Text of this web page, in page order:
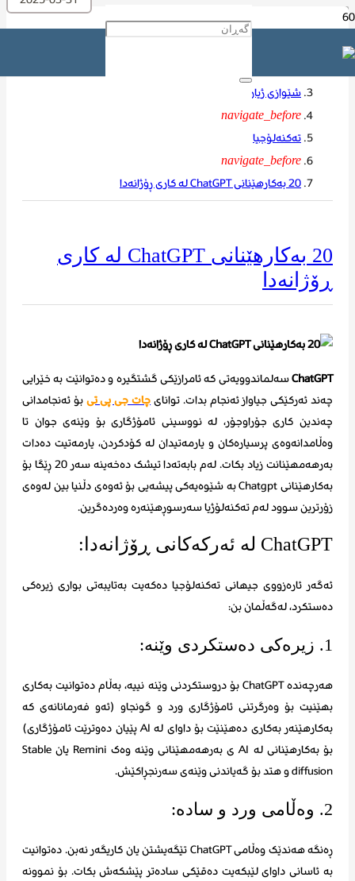
شێوازی ژیان
navigate_before
تەکنەلۆجیا
navigate_before
20 بەکارهێنانی ChatGPT لە کاری ڕۆژانەدا
20 بەکارهێنانی ChatGPT لە کاری
ڕۆژانەدا
ChatGPTسەلماندوویەتی کە ئامرازێکی گشتگیرە و دەتوانێت بە خێرایی
چەند ئەرکێکی جیاواز ئەنجام بدات. توانایچات جی پی تیبۆ ئەنجامدانی
چەندین کاری جۆراوجۆر، لە نووسینی ئامۆژگاری بۆ وێنەی جوان تا
وەڵامدانەوەی پرسیارەکان و یارمەتیدان لە کۆدکردن، یارمەتیت دەدات
بەرهەمهێنانت زیاد بکات. لەم بابەتەدا تیشک دەخەینە سەر 20 ڕێگا بۆ
بەکارهێنانی Chatgpt بە شێوەیەکی پیشەیی بۆ ئەوەی دڵنیا بین لەوەی
زۆرترین سوود لەم تەکنەلۆژیا سەرسوڕهێنەرە وەردەگرین.
ChatGPT لە ئەرکەکانی ڕۆژانەدا:
ئەگەر ئارەزووی جیهانی تەکنەلۆجیا دەکەیت بەتایبەتی بواری زیرەکی
دەستکرد، لەگەڵمان بن:
1. زیرەکی دەستکردی وێنە:
هەرچەندە ChatGPT بۆ دروستکردنی وێنە نییە، بەڵام دەتوانیت بەکاری
بهێنیت بۆ وەرگرتنی ئامۆژگاری ورد و گونجاو (ئەو فەرمانانەی کە
بەکارهێنەر بەکاری دەهێنێت بۆ داوای لە AI پێیان دەوترێت ئامۆژگاری)
بۆ بەکارهێنانی لە AI ی بەرهەمهێنانی وێنە وەک Remini یان Stable
diffusion و هتد بۆ گەیاندنی وێنەی سەرنجڕاکێش.
2. وەڵامی ورد و سادە:
ڕەنگە هەندێک وەڵامی ChatGPT تێگەیشتن یان کاریگەر نەبن. دەتوانیت
بە ئاسانی داوای لێبکەیت دەقێکی سادەتر پێشکەش بکات. بۆ نموونە